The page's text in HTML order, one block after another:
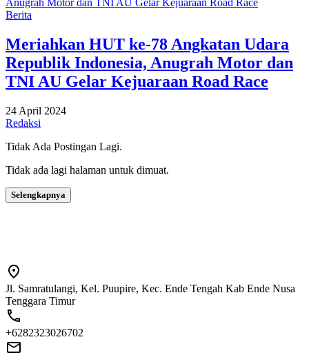
Berita
Meriahkan HUT ke-78 Angkatan Udara
Republik Indonesia, Anugrah Motor dan
TNI AU Gelar Kejuaraan Road Race
24 April 2024
Redaksi
Tidak Ada Postingan Lagi.
Tidak ada lagi halaman untuk dimuat.
Selengkapnya
Jl. Samratulangi, Kel. Puupire, Kec. Ende Tengah Kab Ende Nusa
Tenggara Timur
+6282323026702